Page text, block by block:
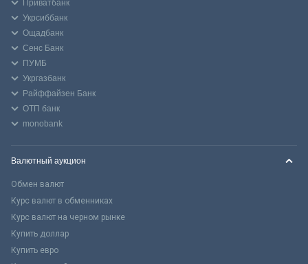
Приватбанк
Укрсиббанк
Ощадбанк
Сенс Банк
ПУМБ
Укргазбанк
Райффайзен Банк
ОТП банк
monobank
Валютный аукцион
Обмен валют
Курс валют в обменниках
Курс валют на черном рынке
Купить доллар
Купить евро